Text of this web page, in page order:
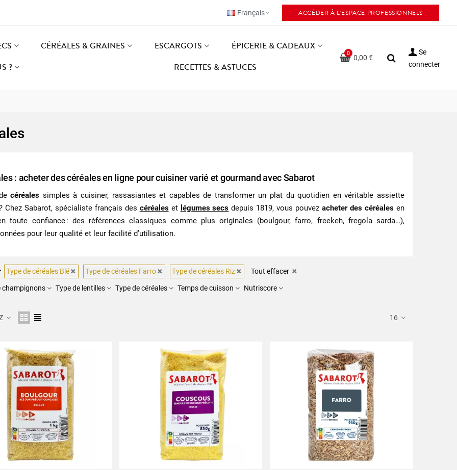
Français ACCÉDER À L'ESPACE PROFESSIONNELS
CÉRÉALES & GRAINES ESCARGOTS
ÉPICERIE & CADEAUX
?
RECETTES & ASTUCES
0
0,00 €
Se
connecter
: acheter des céréales en ligne pour cuisiner varié et gourmand avec Sabarot
céréales simples à cuisiner, rassasiantes et capables de transformer un plat du quotidien en véritable assiette
Chez Sabarot, spécialiste français des céréaleset légumes secs depuis 1819, vous pouvezacheter des céréales en
toute confiance : des références classiques comme plus originales (boulgour, farro, freekeh, fregola sarda…),
pour leur qualité et leur facilité d’utilisation.
Type de céréales Blé Type de céréales Farro Type de céréales Riz Tout effacer
champignons Type de lentilles Type de céréales Temps de cuisson Nutriscore
16